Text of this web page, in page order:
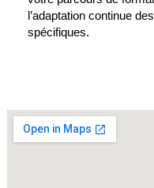
l’adaptation continue
spécifiques.